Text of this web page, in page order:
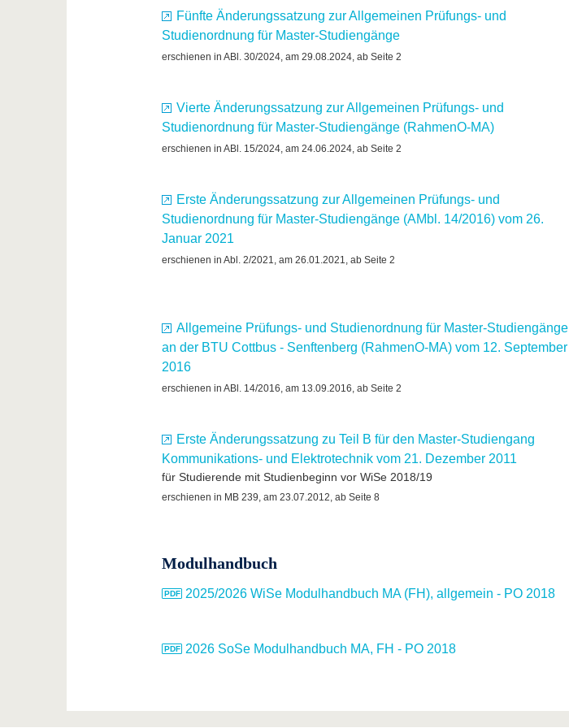
Fünfte Änderungssatzung zur Allgemeinen Prüfungs- und
Studienordnung für Master-Studiengänge
erschienen in ABl. 30/2024, am 29.08.2024, ab Seite 2
Vierte Änderungssatzung zur Allgemeinen Prüfungs- und
Studienordnung für Master-Studiengänge (RahmenO-MA)
erschienen in ABl. 15/2024, am 24.06.2024, ab Seite 2
Erste Änderungssatzung zur Allgemeinen Prüfungs- und
Studienordnung für Master-Studiengänge (AMbl. 14/2016) vom 26.
Januar 2021
erschienen in Abl. 2/2021, am 26.01.2021, ab Seite 2
Allgemeine Prüfungs- und Studienordnung für Master-Studiengänge
an der BTU Cottbus - Senftenberg (RahmenO-MA) vom 12. September
2016
erschienen in ABl. 14/2016, am 13.09.2016, ab Seite 2
Erste Änderungssatzung zu Teil B für den Master-Studiengang
Kommunikations- und Elektrotechnik vom 21. Dezember 2011
für Studierende mit Studienbeginn vor WiSe 2018/19
erschienen in MB 239, am 23.07.2012, ab Seite 8
Modulhandbuch
2025/2026 WiSe Modulhandbuch MA (FH), allgemein - PO 2018
2026 SoSe Modulhandbuch MA, FH - PO 2018